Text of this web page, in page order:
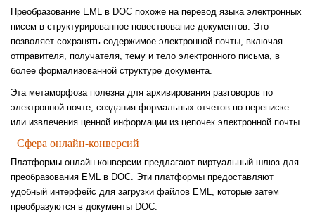
Преобразование EML в DOC похоже на перевод языка электронных
писем в структурированное повествование документов. Это
позволяет сохранять содержимое электронной почты, включая
отправителя, получателя, тему и тело электронного письма, в
более формализованной структуре документа.
Эта метаморфоза полезна для архивирования разговоров по
электронной почте, создания формальных отчетов по переписке
или извлечения ценной информации из цепочек электронной почты.
Сфера онлайн-конверсий
Платформы онлайн-конверсии предлагают виртуальный шлюз для
преобразования EML в DOC. Эти платформы предоставляют
удобный интерфейс для загрузки файлов EML, которые затем
преобразуются в документы DOC.